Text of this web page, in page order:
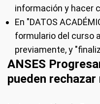
información y hacer
En "DATOS
formulario del curso
previamente, y
ANSES
pueden